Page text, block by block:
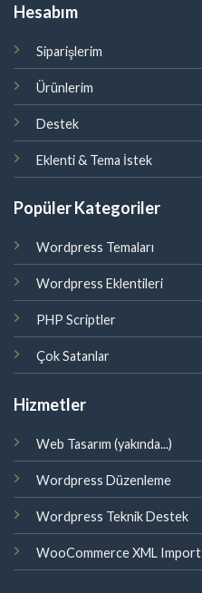
Hesabım
Siparişlerim
Ürünlerim
Destek
Eklenti & Tema İstek
Popüler Kategoriler
Wordpress Temaları
Wordpress Eklentileri
PHP Scriptler
Çok Satanlar
Hizmetler
Web Tasarım (yakında...)
Wordpress Düzenleme
Wordpress Teknik Destek
WooCommerce XML Import